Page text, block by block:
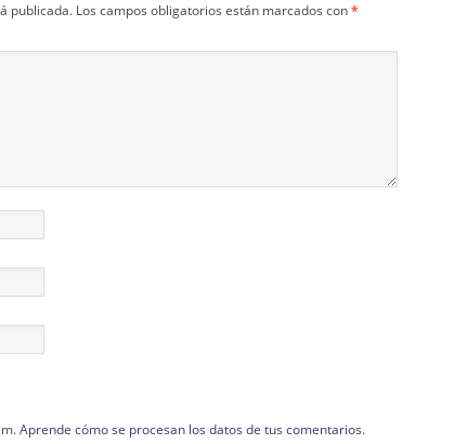
publicada. Los campos obligatorios están marcados con*
Aprende cómo se procesan los datos de tus comentarios.